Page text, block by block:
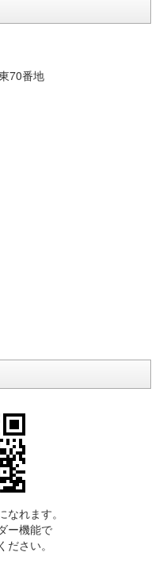
70番地
れます。
ー機能で
さい。